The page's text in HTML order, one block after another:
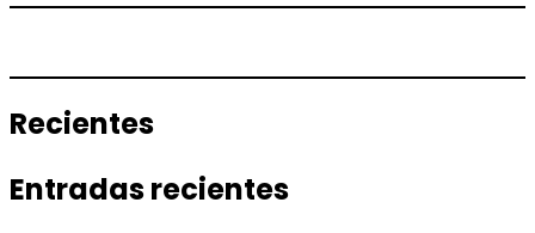
Recientes
Entradas recientes